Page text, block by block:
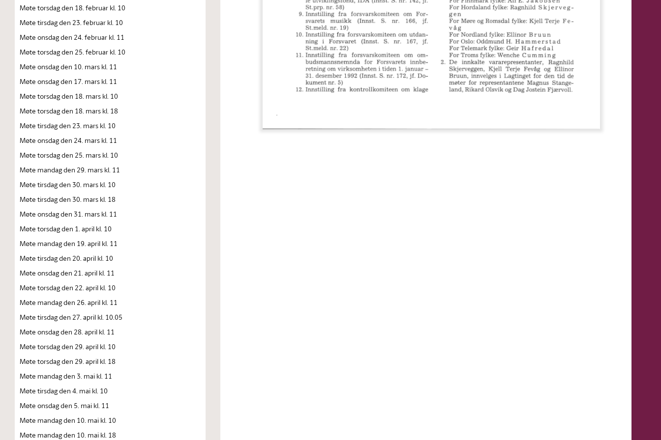
Møte torsdag den 18. februar kl. 10
Møte tirsdag den 23. februar kl. 10
Møte onsdag den 24. februar kl. 11
Møte torsdag den 25. februar kl. 10
Møte onsdag den 10. mars kl. 11
Møte onsdag den 17. mars kl. 11
Møte torsdag den 18. mars kl. 10
Møte torsdag den 18. mars kl. 18
Møte tirsdag den 23. mars kl. 10
Møte onsdag den 24. mars kl. 11
Møte torsdag den 25. mars kl. 10
Møte mandag den 29. mars kl. 11
Møte tirsdag den 30. mars kl. 10
Møte tirsdag den 30. mars kl. 18
Møte onsdag den 31. mars kl. 11
Møte torsdag den 1. april kl. 10
Møte mandag den 19. april kl. 11
Møte tirsdag den 20. april kl. 10
Møte onsdag den 21. april kl. 11
Møte torsdag den 22. april kl. 10
Møte mandag den 26. april kl. 11
Møte tirsdag den 27. april kl. 10.05
Møte onsdag den 28. april kl. 11
Møte torsdag den 29. april kl. 10
Møte torsdag den 29. april kl. 18
Møte mandag den 3. mai kl. 11
Møte tirsdag den 4. mai kl. 10
Møte onsdag den 5. mai kl. 11
Møte mandag den 10. mai kl. 10
Møte mandag den 10. mai kl. 18